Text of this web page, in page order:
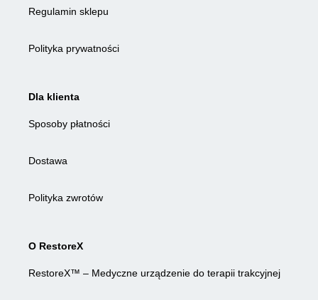
Regulamin sklepu
Polityka prywatności
Dla klienta
Sposoby płatności
Dostawa
Polityka zwrotów
O RestoreX
RestoreX™ – Medyczne urządzenie do terapii trakcyjnej